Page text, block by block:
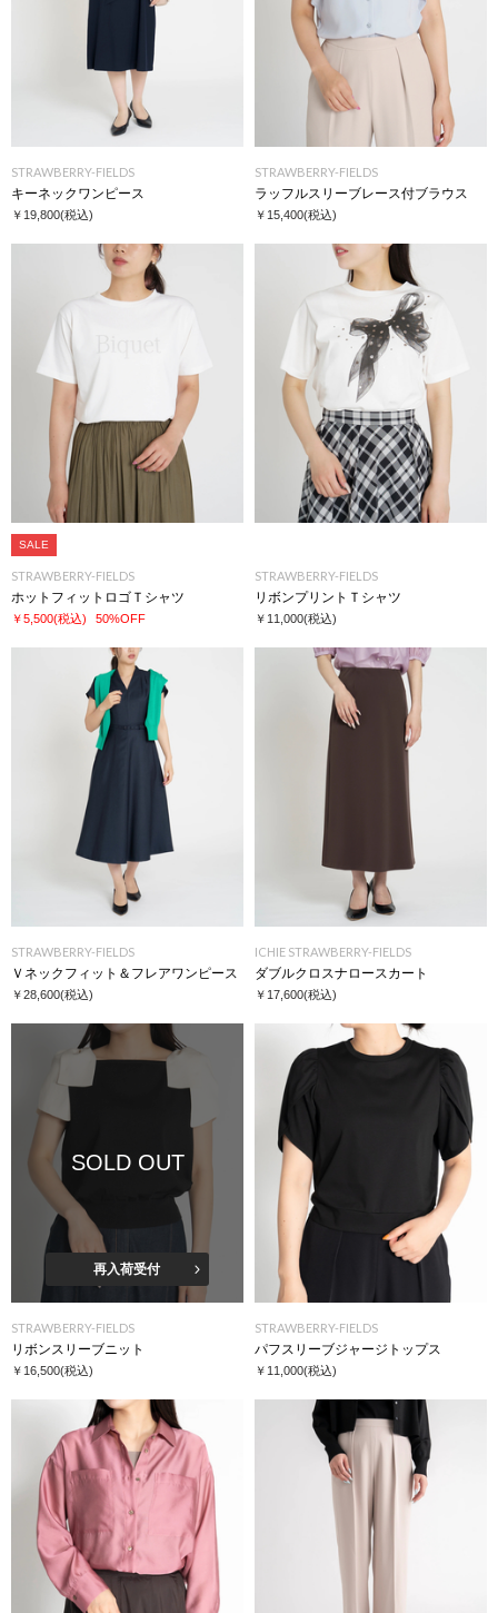
STRAWBERRY-FIELDS
キーネックワンピース
￥19,800(税込)
STRAWBERRY-FIELDS
ラッフルスリーブレース付ブラウス
￥15,400(税込)
SALE
STRAWBERRY-FIELDS
ホットフィットロゴＴシャツ
￥5,500(税込) 50%OFF
STRAWBERRY-FIELDS
リボンプリントＴシャツ
￥11,000(税込)
STRAWBERRY-FIELDS
Ｖネックフィット＆フレアワンピース
￥28,600(税込)
ICHIE STRAWBERRY-FIELDS
ダブルクロスナロースカート
￥17,600(税込)
SOLD OUT
再入荷受付
STRAWBERRY-FIELDS
リボンスリーブニット
￥16,500(税込)
STRAWBERRY-FIELDS
パフスリーブジャージトップス
￥11,000(税込)